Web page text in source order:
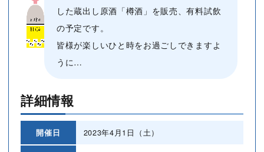
した蔵出し原酒「樽酒」を販売、有料試飲
の予定です。
皆様が楽しいひと時をお過ごしできますよ
うに…
詳細情報
開催日 2023年4月1日（土）